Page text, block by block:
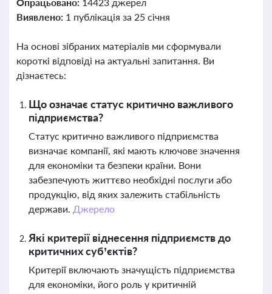
Виявлено: 1 публікація за 25 січня
На основі зібраних матеріалів ми сформували
короткі відповіді на актуальні запитання. Ви
дізнаєтесь:
Що означає статус критично важливого
підприємства?
Статус критично важливого підприємства
визначає компанії, які мають ключове значення
для економіки та безпеки країни. Вони
забезпечують життєво необхідні послуги або
продукцію, від яких залежить стабільність
держави. Джерело
Які критерії віднесення підприємств до
критичних суб’єктів?
Критерії включають значущість підприємства
для економіки, його роль у критичній